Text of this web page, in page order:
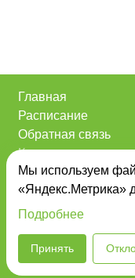
Главная
Расписание
Обратная связь
Контакты
О нас
Анонсы
Powered byPRproject
Политика
Мы используем
«Яндекс.Метрика»
Подробнее
Принять